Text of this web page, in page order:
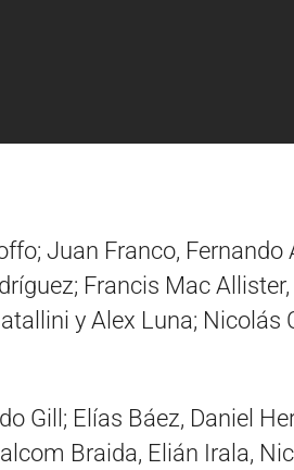
Juan Franco, Fernando
Francis Mac
y Alex Luna; Nicolás
Gill; Elías Báez, Daniel
Braida, Elián Irala,